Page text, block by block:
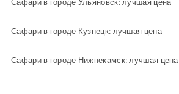
Сафари в городе Кузнецк: лучшая цена
Сафари в городе Нижнекамск: лучшая цена